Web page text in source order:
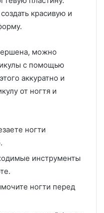
красивую и
можно
с помощью
аккуратно и
от ногтя и
ногти
инструменты
ногти перед